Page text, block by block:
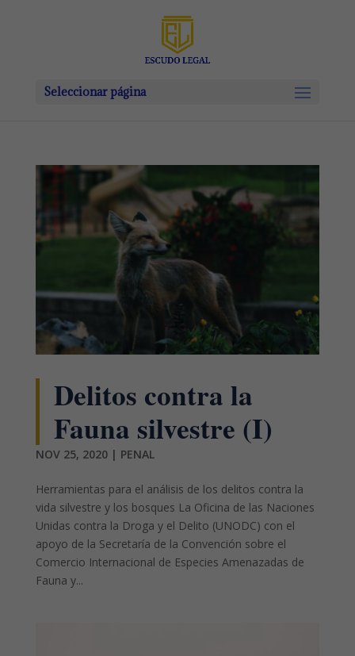
Seleccionar página
Delitos contra la
Fauna silvestre (I)
NOV 25, 2020| PENAL
Herramientas para el análisis de los delitos contra la
vida silvestre y los bosques La Oficina de las Naciones
Unidas contra la Droga y el Delito (UNODC) con el
apoyo de la Secretaría de la Convención sobre el
Comercio Internacional de Especies Amenazadas de
Fauna y...